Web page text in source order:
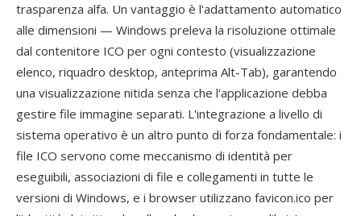
trasparenza alfa. Un vantaggio è l'adattamento automatico
alle dimensioni — Windows preleva la risoluzione ottimale
dal contenitore ICO per ogni contesto (visualizzazione
elenco, riquadro desktop, anteprima Alt-Tab), garantendo
una visualizzazione nitida senza che l'applicazione debba
gestire file immagine separati. L'integrazione a livello di
sistema operativo è un altro punto di forza fondamentale: i
file ICO servono come meccanismo di identità per
eseguibili, associazioni di file e collegamenti in tutte le
versioni di Windows, e i browser utilizzano favicon.ico per